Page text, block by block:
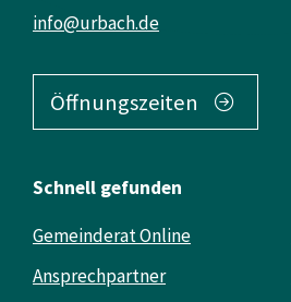
info@urbach.de
Öffnungszeiten
Schnell gefunden
Gemeinderat Online
Ansprechpartner